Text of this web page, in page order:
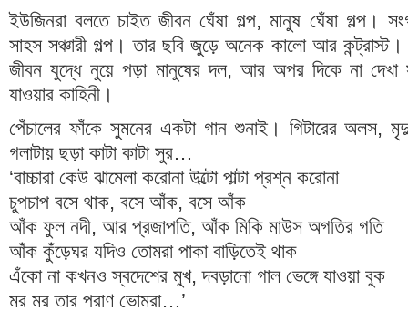
ইউজিনরা বলতে চাইত জীবন ঘেঁষা গল্প, মানুষ ঘেঁষা গল্প।
সাহস সঞ্চারী গল্প। তার ছবি জুড়ে অনেক কালো আর
জীবন যুদ্ধে নুয়ে পড়া মানুষের দল, আর অপর দিকে না
যাওয়ার কাহিনী।
পেঁচালের ফাঁকে সুমনের একটা গান শুনাই। গিটারের অলস,
গলাটায় ছড়া কাটা কাটা সুর…
‘বাচ্চারা কেউ ঝামেলা করোনা উল্টো পাল্টা প্রশ্ন করোনা
চুপচাপ বসে থাক, বসে আঁক, বসে আঁক
আঁক ফুল নদী, আর প্রজাপতি, আঁক মিকি মাউস অগতির গতি
আঁক কুঁড়েঘর যদিও তোমরা পাকা বাড়িতেই থাক
এঁকো না কখনও স্বদেশের মুখ, দবড়ানো গাল ভেঙ্গে যাওয়া বুক
মর মর তার পরাণ ভোমরা…’